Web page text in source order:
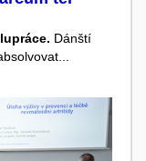
Dánští